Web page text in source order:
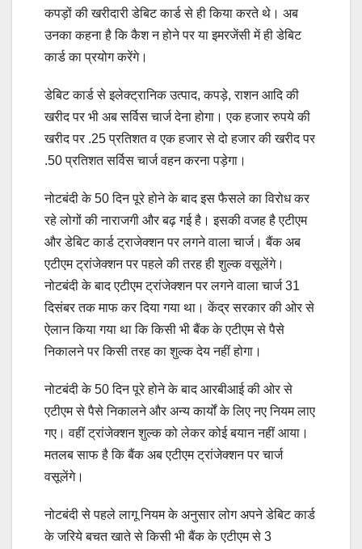
कपड़ों की खरीदारी डेबिट कार्ड से ही किया करते थे। अब
उनका कहना है कि कैश न होने पर या इमरजेंसी में ही डेबिट
कार्ड का प्रयोग करेंगे।
डेबिट कार्ड से इलेक्ट्रानिक उत्पाद, कपड़े, राशन आदि की
खरीद पर भी अब सर्विस चार्ज देना होगा। एक हजार रुपये की
खरीद पर .25 प्रतिशत व एक हजार से दो हजार की खरीद पर
.50 प्रतिशत सर्विस चार्ज वहन करना पड़ेगा।
नोटबंदी के 50 दिन पूरे होने के बाद इस फैसले का विरोध कर
रहे लोगों की नाराजगी और बढ़ गई है। इसकी वजह है एटीएम
और डेबिट कार्ड ट्राजेक्शन पर लगने वाला चार्ज। बैंक अब
एटीएम ट्रांजेक्शन पर पहले की तरह ही शुल्क वसूलेंगे।
नोटबंदी के बाद एटीएम ट्रांजेक्शन पर लगने वाला चार्ज 31
दिसंबर तक माफ कर दिया गया था। केंद्र सरकार की ओर से
ऐलान किया गया था कि किसी भी बैंक के एटीएम से पैसे
निकालने पर किसी तरह का शुल्क देय नहीं होगा।
नोटबंदी के 50 दिन पूरे होने के बाद आरबीआई की ओर से
एटीएम से पैसे निकालने और अन्य कार्यों के लिए नए नियम लाए
गए। वहीं ट्रांजेक्शन शुल्क को लेकर कोई बयान नहीं आया।
मतलब साफ है कि बैंक अब एटीएम ट्रांजेक्शन पर चार्ज
वसूलेंगे।
नोटबंदी से पहले लागू नियम के अनुसार लोग अपने डेबिट कार्ड
के जरिये बचत खाते से किसी भी बैंक के एटीएम से 3